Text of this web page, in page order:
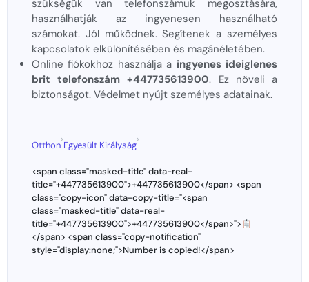
szükségük van telefonszámuk megosztására,
használhatják az ingyenesen használható
számokat. Jól működnek. Segítenek a személyes
kapcsolatok elkülönítésében és magánéletében.
Online fiókokhoz használja a ingyenes ideiglenes
brit telefonszám +447735613900. Ez növeli a
biztonságot. Védelmet nyújt személyes adatainak.
Otthon
›
Egyesült Királyság
›
<span class="masked-title" data-real-
title="+447735613900">+447735613900</span> <span
class="copy-icon" data-copy-title="<span
class="masked-title" data-real-
title="+447735613900">+447735613900</span>">
</span> <span class="copy-notification"
style="display:none;">Number is copied!</span>